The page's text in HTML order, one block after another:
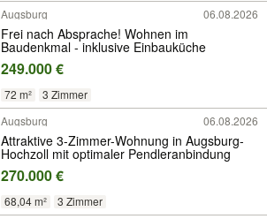
Augsburg 06.08.2026
Frei nach Absprache! Wohnen im
Baudenkmal - inklusive Einbauküche
249.000 €
72 m² 3 Zimmer
Augsburg 06.08.2026
Attraktive 3-Zimmer-Wohnung in Augsburg-
Hochzoll mit optimaler Pendleranbindung
270.000 €
68,04 m² 3 Zimmer